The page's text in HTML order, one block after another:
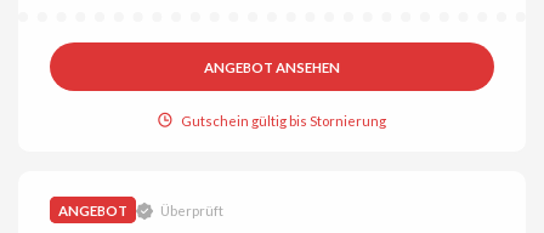
ANGEBOT ANSEHEN
Gutschein gültig bis Stornierung
ANGEBOT Überprüft